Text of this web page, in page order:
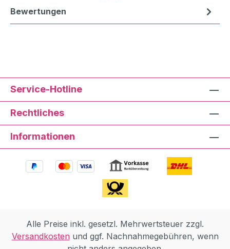
Bewertungen
Service-Hotline
Rechtliches
Informationen
Alle Preise inkl. gesetzl. Mehrwertsteuer zzgl.
Versandkosten und ggf. Nachnahmegebühren, wenn